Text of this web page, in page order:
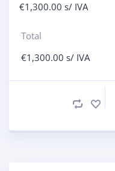
€1,300.00 s/ IVA
Total
€1,300.00 s/ IVA